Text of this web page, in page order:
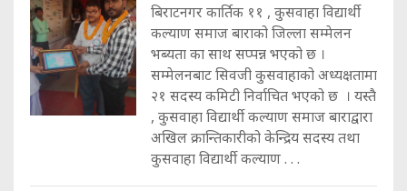
बिराटनगर कार्तिक ११ , कुसवाहा विद्यार्थी
कल्याण समाज बाराको जिल्ला सम्मेलन
भब्यता का साथ सप्पन्न भएको छ ।
सम्मेलनबाट सिवजी कुसवाहाको अध्यक्षतामा
२१ सदस्य कमिटी निर्वाचित भएको छ । यस्तै
, कुसवाहा विद्यार्थी कल्याण समाज बाराद्वारा
अखिल क्रान्तिकारीको केन्द्रिय सदस्य तथा
कुसवाहा विद्यार्थी कल्याण . . .